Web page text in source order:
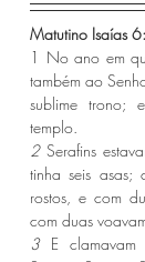
Matutino Isaías
1 No ano em
também ao
sublime trono;
templo.
2 Serafins
tinha seis asas;
rostos, e com
com duas
3 E